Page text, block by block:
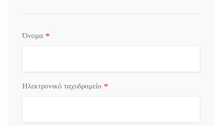
Όνομα *
Ηλεκτρονικό ταχυδρομείο *